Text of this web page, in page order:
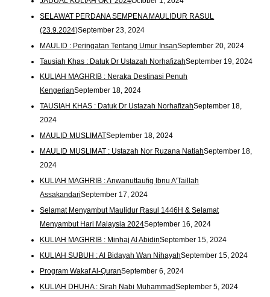
SELAWAT PERDANA SEMPENA MAULIDUR RASUL
(23.9.2024)September 23, 2024
MAULID : Peringatan Tentang Umur InsanSeptember 20, 2024
Tausiah Khas : Datuk Dr Ustazah NorhafizahSeptember 19, 2024
KULIAH MAGHRIB : Neraka Destinasi Penuh
KengerianSeptember 18, 2024
TAUSIAH KHAS : Datuk Dr Ustazah NorhafizahSeptember 18,
2024
MAULID MUSLIMATSeptember 18, 2024
MAULID MUSLIMAT : Ustazah Nor Ruzana NatiahSeptember 18,
2024
KULIAH MAGHRIB : Anwanuttaufiq Ibnu A’Taillah
AssakandariSeptember 17, 2024
Selamat Menyambut Maulidur Rasul 1446H & Selamat
Menyambut Hari Malaysia 2024September 16, 2024
KULIAH MAGHRIB : Minhaj Al AbidinSeptember 15, 2024
KULIAH SUBUH : Al Bidayah Wan NihayahSeptember 15, 2024
Program Wakaf Al-QuranSeptember 6, 2024
KULIAH DHUHA : Sirah Nabi MuhammadSeptember 5, 2024